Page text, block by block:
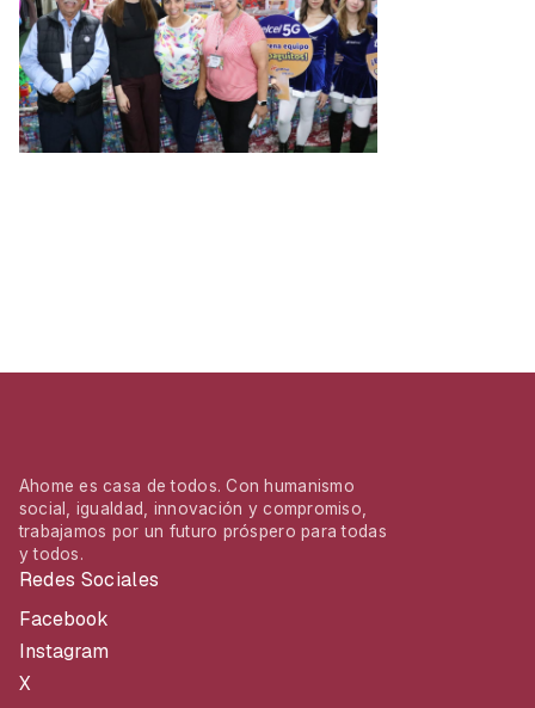
Ahome es casa de todos. Con humanismo
social, igualdad, innovación y compromiso,
trabajamos por un futuro próspero para todas
y todos.
Redes Sociales
Facebook
Instagram
X